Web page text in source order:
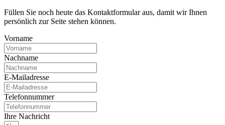
Füllen Sie noch heute das Kontaktformular aus, damit wir Ihnen
persönlich zur Seite stehen können.
Vorname
Nachname
E-Mailadresse
Telefonnummer
Ihre Nachricht